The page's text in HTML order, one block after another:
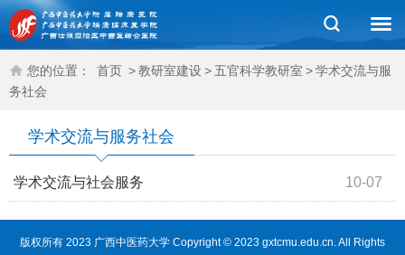
您的位置： 首页 >教研室建设 > 五官科学教研室 >学术交流与服
务社会
学术交流与服务社会
10-07
学术交流与社会服务
版权所有 2023 广西中医药大学 Copyright © 2023 gxtcmu.edu.cn. All Rights